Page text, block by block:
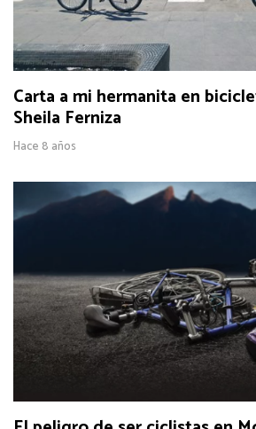
Carta a mi hermanita en
Sheila Ferniza
Hace 8 años